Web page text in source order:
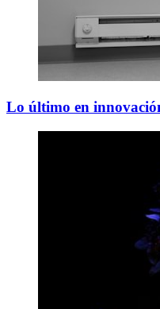
Lo último en